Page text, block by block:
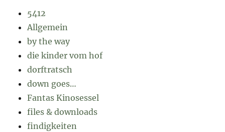
5412
Allgemein
by the way
die kinder vom hof
dorftratsch
down goes…
Fantas Kinosessel
files & downloads
findigkeiten